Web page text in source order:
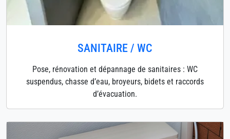
SANITAIRE / WC
Pose, rénovation et dépannage de sanitaires : WC
suspendus, chasse d’eau, broyeurs, bidets et raccords
d’évacuation.